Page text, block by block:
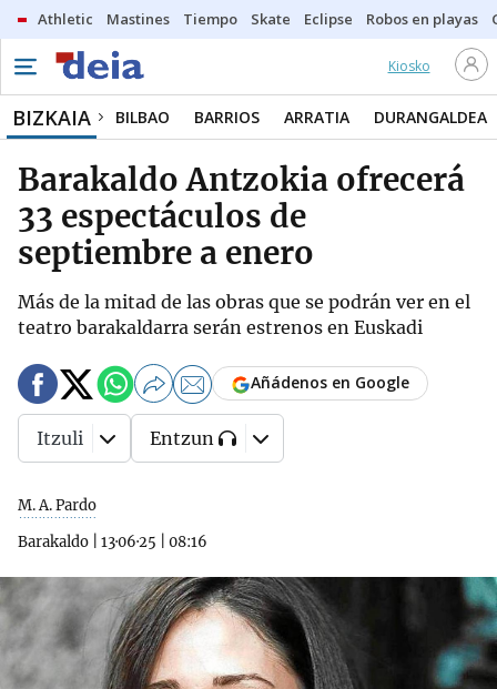
Athletic Mastines Tiempo Skate Eclipse Robos en playas
Kiosko
BIZKAIA BILBAO BARRIOS ARRATIA DURANGALDEA
Barakaldo Antzokia ofrecerá
33 espectáculos de
septiembre a enero
Más de la mitad de las obras que se podrán ver en el
teatro barakaldarra serán estrenos en Euskadi
M. A. Pardo
Barakaldo
13·06·25 08:16
Añádenos en Google
Itzuli Entzun